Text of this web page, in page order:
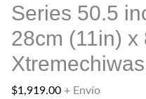
Series 50.5
28cm (11in) x
Xtremechiwas
$1,919.00 + Envío
28cm
(11in)
8.5cm
(3.38in)